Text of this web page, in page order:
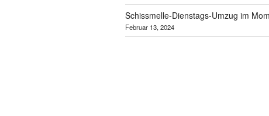
Schissmelle-Dienstags-Umzug im
Februar 13, 2024